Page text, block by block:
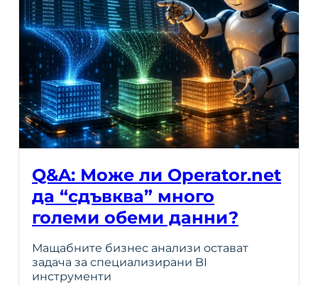
Q&A: Може ли Operator.net
да “сдъвква” много
големи обеми данни?
Мащабните бизнес анализи остават
задача за специализирани BI
инструменти